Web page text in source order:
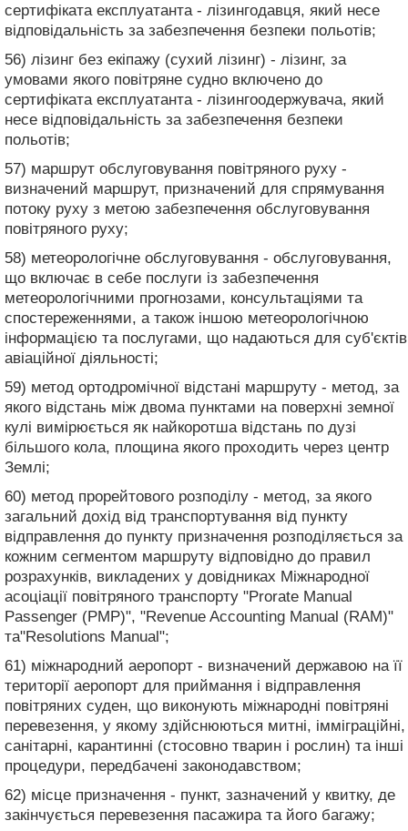
сертифіката експлуатанта - лізингодавця, який несе
відповідальність за забезпечення безпеки польотів;
56) лізинг без екіпажу (сухий лізинг) - лізинг, за
умовами якого повітряне судно включено до
сертифіката експлуатанта - лізингоодержувача, який
несе відповідальність за забезпечення безпеки
польотів;
57) маршрут обслуговування повітряного руху -
визначений маршрут, призначений для спрямування
потоку руху з метою забезпечення обслуговування
повітряного руху;
58) метеорологічне обслуговування - обслуговування,
що включає в себе послуги із забезпечення
метеорологічними прогнозами, консультаціями та
спостереженнями, а також іншою метеорологічною
інформацією та послугами, що надаються для суб'єктів
авіаційної діяльності;
59) метод ортодромічної відстані маршруту - метод, за
якого відстань між двома пунктами на поверхні земної
кулі вимірюється як найкоротша відстань по дузі
більшого кола, площина якого проходить через центр
Землі;
60) метод прорейтового розподілу - метод, за якого
загальний дохід від транспортування від пункту
відправлення до пункту призначення розподіляється за
кожним сегментом маршруту відповідно до правил
розрахунків, викладених у довідниках Міжнародної
асоціації повітряного транспорту "Prorate Manual
Passenger (РМР)", "Revenue Accounting Manual (RAM)"
та"Resolutions Manual";
61) міжнародний аеропорт - визначений державою на її
території аеропорт для приймання і відправлення
повітряних суден, що виконують міжнародні повітряні
перевезення, у якому здійснюються митні, імміграційні,
санітарні, карантинні (стосовно тварин і рослин) та інші
процедури, передбачені законодавством;
62) місце призначення - пункт, зазначений у квитку, де
закінчується перевезення пасажира та його багажу;